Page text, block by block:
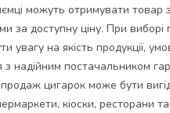
можуть отримувати товар
за доступну ціну. При
на якість продукції,
з надійним постачальником
цигарок може бути
кіоски, ресторани